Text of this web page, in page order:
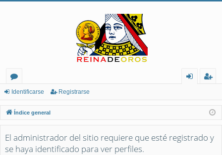
or
os
nt
ifi
ca
ist
ra
rs
Identificarse Registrarse
Índice general
El administrador del sitio requiere que esté registrado y
se haya identificado para ver perfiles.